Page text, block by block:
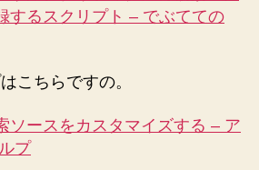
するスクリプト – でぶてての
こちらですの。
ソースをカスタマイズする – ア
プ